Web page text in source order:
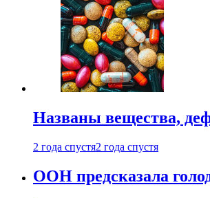
Названы вещества,
2 года спустя2 года спустя
ООН предсказала